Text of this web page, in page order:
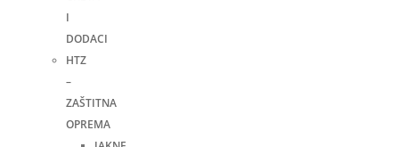
I
DODACI
HTZ
–
ZAŠTITNA
OPREMA